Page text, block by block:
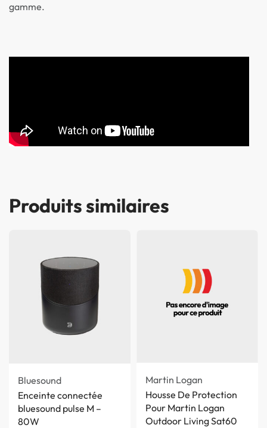
gamme.
Produits similaires
Bluesound
Enceinte connectée
bluesound pulse M –
80W
Martin Logan
Housse De Protection
Pour Martin Logan
Outdoor Living Sat60